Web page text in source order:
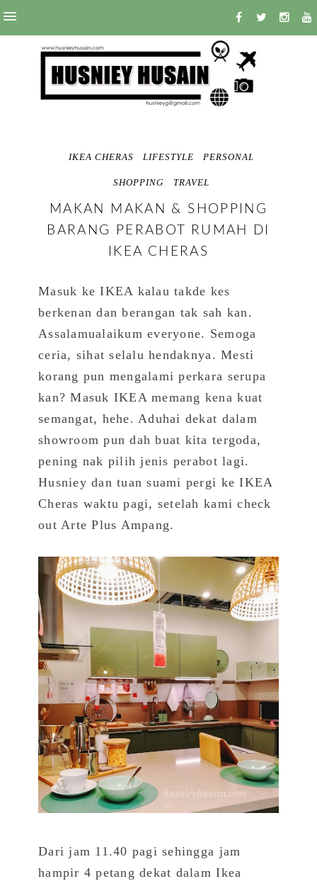
IKEA CHERAS LIFESTYLE PERSONAL
SHOPPING TRAVEL
MAKAN MAKAN & SHOPPING
BARANG PERABOT RUMAH DI
IKEA CHERAS
Masuk ke IKEA kalau takde kes
berkenan dan berangan tak sah kan.
Assalamualaikum everyone. Semoga
ceria, sihat selalu hendaknya. Mesti
korang pun mengalami perkara serupa
kan? Masuk IKEA memang kena kuat
semangat, hehe. Aduhai dekat dalam
showroom pun dah buat kita tergoda,
pening nak pilih jenis perabot lagi.
Husniey dan tuan suami pergi ke IKEA
Cheras waktu pagi, setelah kami check
out Arte Plus Ampang.
Dari jam 11.40 pagi sehingga jam
hampir 4 petang dekat dalam Ikea